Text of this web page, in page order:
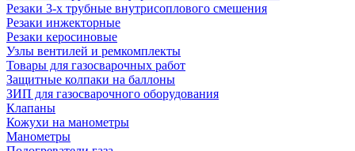
Резаки 3-х трубные внутрисоплового смешения
Резаки инжекторные
Резаки керосиновые
Узлы вентилей и ремкомплекты
Товары для газосварочных работ
Защитные колпаки на баллоны
ЗИП для газосварочного оборудования
Клапаны
Кожухи на манометры
Манометры